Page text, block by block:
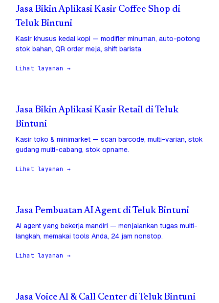
Jasa Bikin Aplikasi Kasir Coffee Shop di
Teluk Bintuni
Kasir khusus kedai kopi — modifier minuman, auto-potong
stok bahan, QR order meja, shift barista.
Lihat layanan →
Jasa Bikin Aplikasi Kasir Retail di Teluk
Bintuni
Kasir toko & minimarket — scan barcode, multi-varian, stok
gudang multi-cabang, stok opname.
Lihat layanan →
Jasa Pembuatan AI Agent di Teluk Bintuni
AI agent yang bekerja mandiri — menjalankan tugas multi-
langkah, memakai tools Anda, 24 jam nonstop.
Lihat layanan →
Jasa Voice AI & Call Center di Teluk Bintuni